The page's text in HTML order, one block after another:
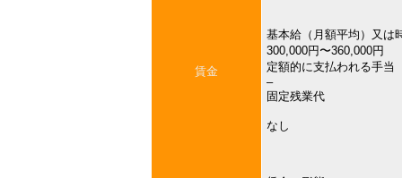
賃金
基本給（月額平均）又は
300,000円〜360,000円
定額的に支払われる手当
–
固定残業代
なし